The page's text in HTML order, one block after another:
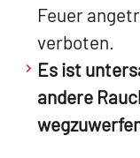
Feuer
verboten.
Es ist
andere